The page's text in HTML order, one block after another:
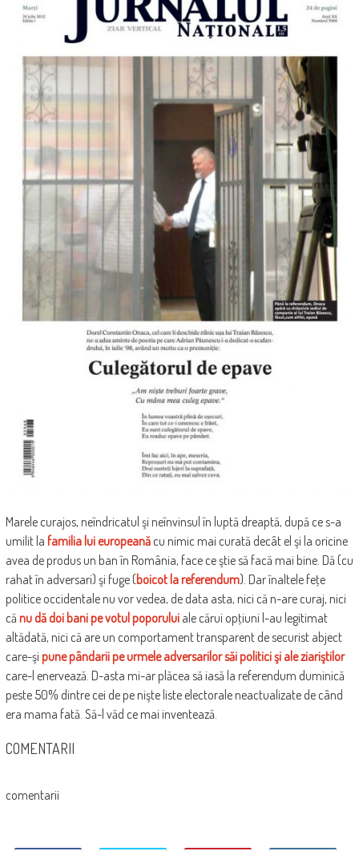
Marele curajos, neîndricatul şi neînvinsul în luptă dreaptă, după ce s-a
umilit la familia lui europeanăcu nimic mai curată decât el şi la oricine
avea de produs un ban în România, face ce ştie să facă mai bine. Dă (cu
rahat în adversari) şi fuge (boicot la referendum). Dar înaltele feţe
politice occidentale nu vor vedea, de data asta, nici că n-are curaj, nici
că nu dă doi bani pe votul poporuluiale cărui opţiuni l-au legitimat
altădată, nici că are un comportament transparent de securist abject
care-şi pune pândarii pe urmele adversarilor săi politici şi ale ziariştilor
care-l enervează. D-asta mi-ar plăcea să iasă la referendum duminică
peste 50% dintre cei de pe nişte liste electorale neactualizate de când
era mama fată. Să-l văd ce mai inventează.
COMENTARII
comentarii